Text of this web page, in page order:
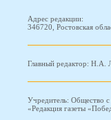
Адрес редакции:
346720, Ростовская
Главный редактор: Н.А.
Учредитель: Общество с
«Редакция газеты